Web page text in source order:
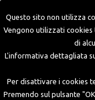
Questo sito non utilizza
Vengono utilizzati cookies
di
L'informativa dettagliata
Per disattivare i cookies
Premendo sul pulsante
Commutatore